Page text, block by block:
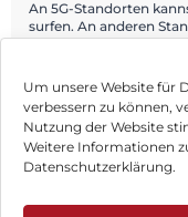
Um unsere Website für
verbessern zu können,
Nutzung der Website
Weitere Informationen
Datenschutzerklärung.
An 5G-Standorten
surfen. An anderen
Geschwindigkeit
Impressum